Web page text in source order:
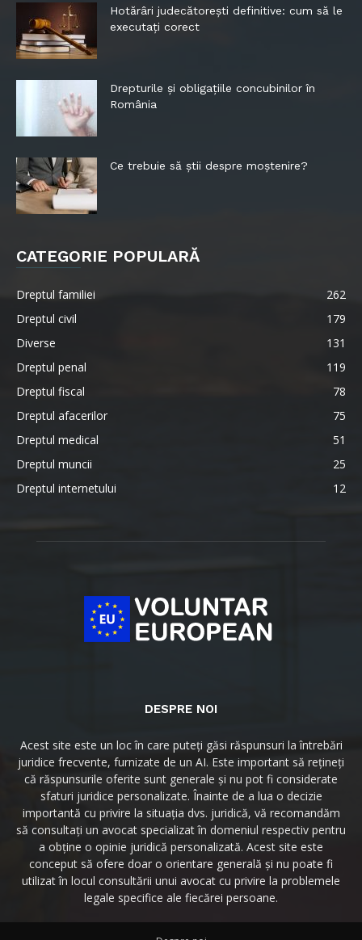
Hotărâri judecătorești definitive: cum să le
executați corect
Drepturile și obligațiile concubinilor în
România
Ce trebuie să știi despre moștenire?
CATEGORIE POPULARĂ
Dreptul familiei
262
Dreptul civil
179
Diverse
131
Dreptul penal
119
Dreptul fiscal
78
Dreptul afacerilor
75
Dreptul medical
51
Dreptul muncii
25
Dreptul internetului
12
DESPRE NOI
Acest site este un loc în care puteți găsi răspunsuri la întrebări
juridice frecvente, furnizate de un AI. Este important să rețineți
că răspunsurile oferite sunt generale și nu pot fi considerate
sfaturi juridice personalizate. Înainte de a lua o decizie
importantă cu privire la situația dvs. juridică, vă recomandăm
să consultați un avocat specializat în domeniul respectiv pentru
a obține o opinie juridică personalizată. Acest site este
conceput să ofere doar o orientare generală și nu poate fi
utilizat în locul consultării unui avocat cu privire la problemele
legale specifice ale fiecărei persoane.